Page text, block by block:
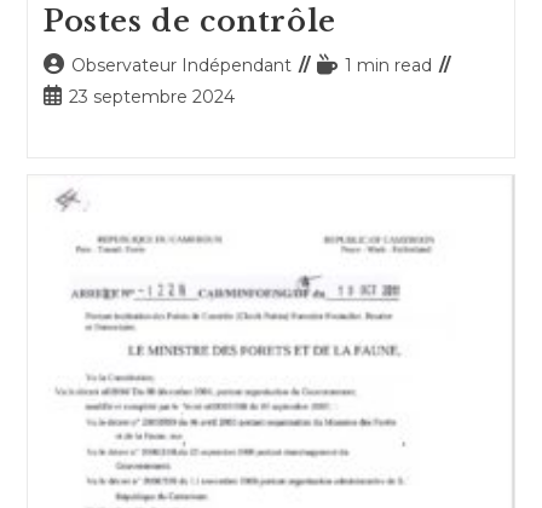
Postes de contrôle
Auteur/autrice
de
Observateur Indépendant
Temps1 min read
Publication
23 septembre 2024